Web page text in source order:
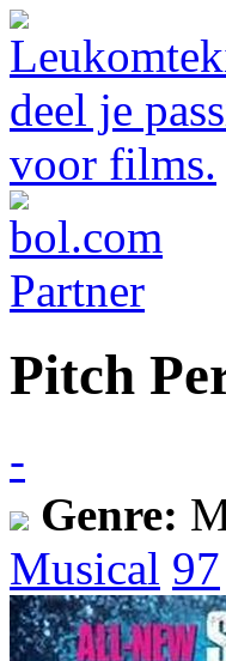
Pitch
-
Genre:
Musical 97